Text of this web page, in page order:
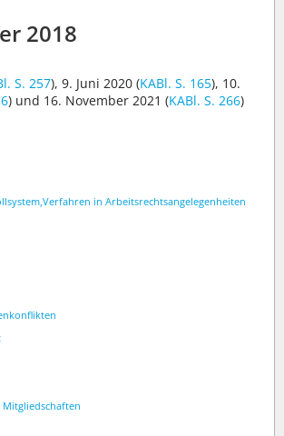
2018
S. 257), 9. Juni 2020 (KABl. S. 165), 10.
) und 16. November 2021 (KABl. S. 266)
in Arbeitsrechtsangelegenheiten